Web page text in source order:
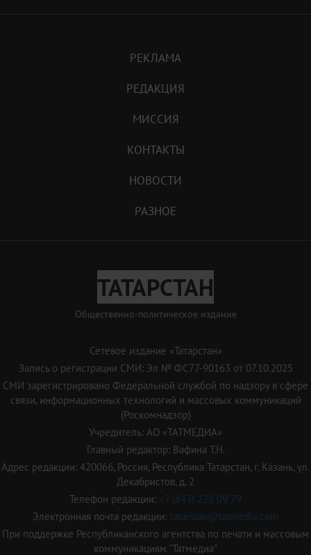
РЕКЛАМА
РЕДАКЦИЯ
МИССИЯ
КОНТАКТЫ
НОВОСТИ
РАЗНОЕ
ТАТАРСТАН
Общественно-политическое издание
Сетевое издание «Татарстан»
Запись о регистрации СМИ: Эл № ФС77-90163 от 07.10.2025
СМИ зарегистрировано Федеральной службой по надзору в сфере
связи, информационных технологий и массовых коммуникаций
(Роскомнадзор)
Учредитель: АО «ТАТМЕДИА»
Главный редактор: Вафина Т.Н.
Адрес редакции: 420066, Россия, Республика Татарстан, г. Казань, ул.
Декабристов, д. 2
Телефон редакции: +7 (843) 222 09 79
Электронная почта редакции: tatarstan@tatmedia.com
При поддержке Республиканского агентства по печати и массовым
коммуникациям "Татмедиа"